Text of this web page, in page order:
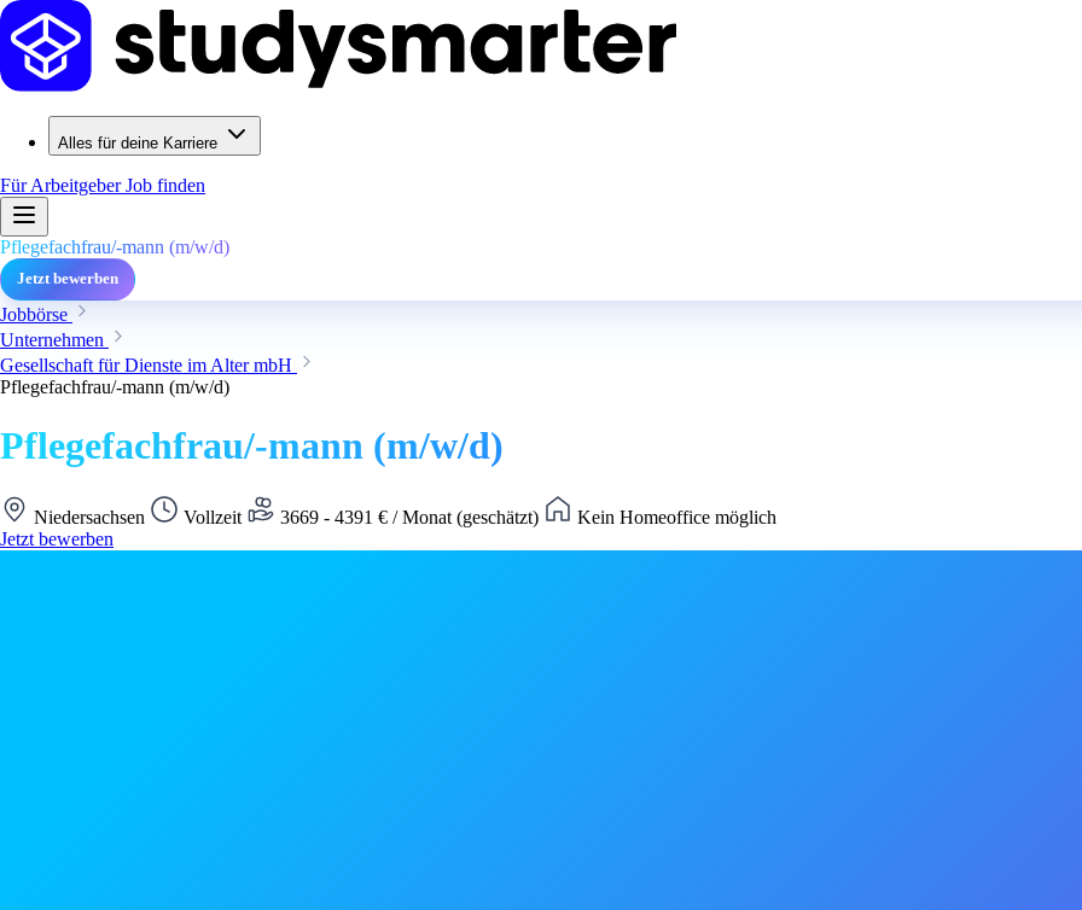
Alles für deine Karriere
Für ArbeitgeberJob finden
Pflegefachfrau/-mann (m/w/d)
Jetzt bewerben
Jobbörse
Unternehmen
Gesellschaft für Dienste im Alter mbH
Pflegefachfrau/-mann (m/w/d)
Pflegefachfrau/-mann (m/w/d)
Niedersachsen Vollzeit 3669 - 4391 € / Monat (geschätzt)
Kein Homeoffice möglich
Jetzt bewerben